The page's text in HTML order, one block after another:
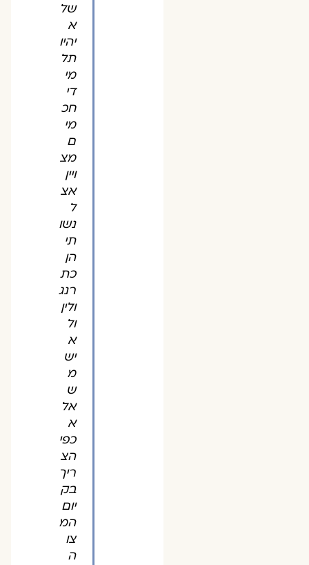
של
א
יהיו
תל
מי
די
חכ
מי
ם
מצ
ויין
אצ
ל
נשו
תי
הן
כת
רנג
ולין
ול
א
יש
מ
ש
אל
א
כפי
הצ
ריך
בק
יום
המ
צו
ה